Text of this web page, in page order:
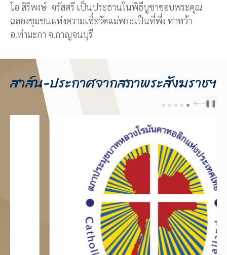
โอ สิริพงษ์ จรัสศรี เป็นประธานในพิธีบูชาขอบพระคุณ
ฉลองชุมชนแห่งความเชื่อวัดแม่พระเป็นที่พึ่ง ท่าหว้า
อ.ท่ามะกา จ.กาญจนบุรี
สาส์น-ประกาศจากสภาพระสังฆราชฯ
PREV
NEXT
❚❚